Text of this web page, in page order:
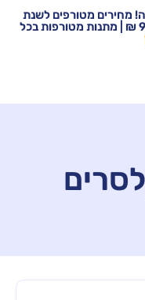
2026 בעיצומה! מחירים מטורפים לשנת
הלימודים תשפ"ז | משלוח חינם מעל 999 ₪ | מתנות מטורפות בכל